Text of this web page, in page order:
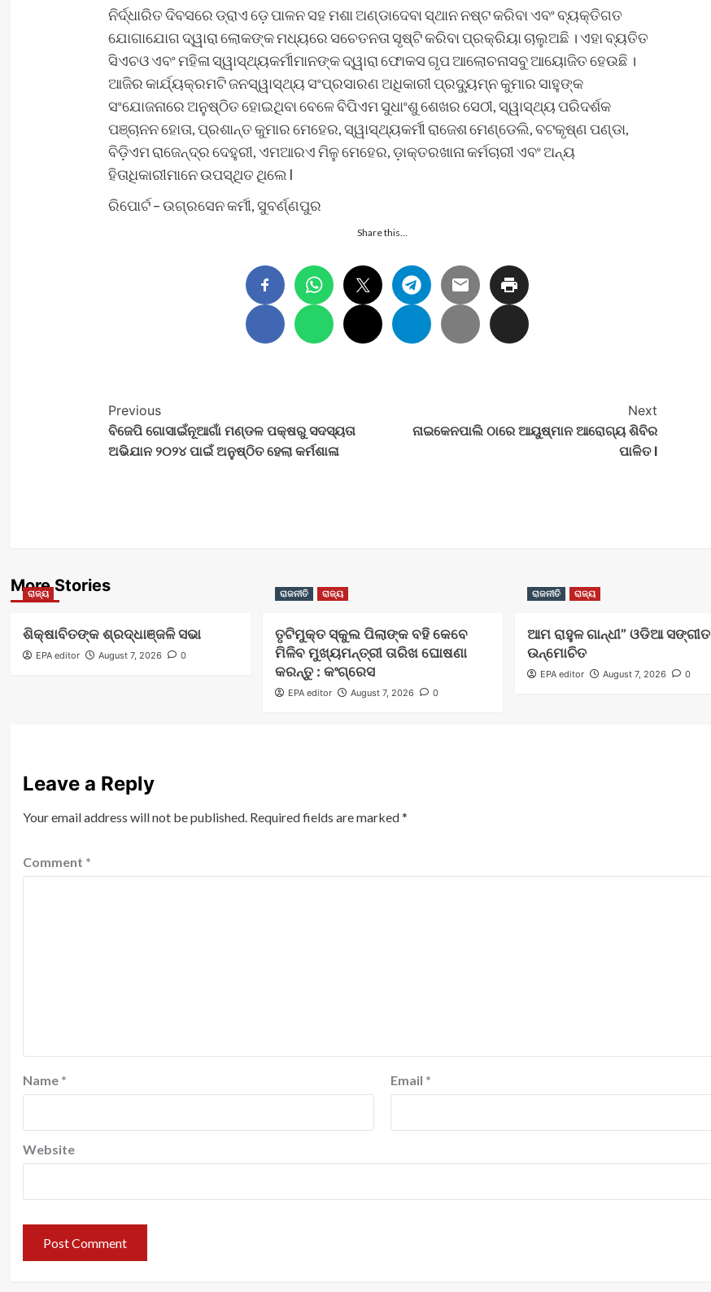
ନିର୍ଦ୍ଧାରିତ ଦିବସରେ ଡ୍ରାଏ ଡ଼େ ପାଳନ ସହ ମଶା ଅଣ୍ଡାଦେବା ସ୍ଥାନ ନଷ୍ଟ କରିବା ଏବଂ ବ୍ୟକ୍ତିଗତ
ଯୋଗାଯୋଗ ଦ୍ୱାରା ଲୋକଙ୍କ ମଧ୍ୟରେ ସଚେତନତା ସୃଷ୍ଟି କରିବା ପ୍ରକ୍ରିୟା ଚାଲୁଅଛି । ଏହା ବ୍ୟତିତ
ସିଏଚଓ ଏବଂ ମହିଳା ସ୍ୱାସ୍ଥ୍ୟକର୍ମୀମାନଙ୍କ ଦ୍ୱାରା ଫୋକସ ଗୃପ ଆଲୋଚନାସବୁ ଆୟୋଜିତ ହେଉଛି ।
ଆଜିର କାର୍ଯ୍ୟକ୍ରମଟି ଜନସ୍ୱାସ୍ଥ୍ୟ ସଂପ୍ରସାରଣ ଅଧିକାରୀ ପ୍ରଦ୍ୟୁମ୍ନ କୁମାର ସାହୁଙ୍କ
ସଂଯୋଜନାରେ ଅନୁଷ୍ଠିତ ହୋଇଥିବା ବେଳେ ବିପିଏମ ସୁଧାଂଶୁ ଶେଖର ସେଠୀ, ସ୍ୱାସ୍ଥ୍ୟ ପରିଦର୍ଶକ
ପଞ୍ଚାନନ ହୋତା, ପ୍ରଶାନ୍ତ କୁମାର ମେହେର, ସ୍ୱାସ୍ଥ୍ୟକର୍ମୀ ରାଜେଶ ମେଣ୍ଡେଲି, ବଟକୃଷ୍ଣ ପଣ୍ଡା,
ବିଡ଼ିଏମ ରାଜେନ୍ଦ୍ର ଦେହୁରୀ, ଏମଆରଏ ମିଳୁ ମେହେର, ଡ଼ାକ୍ତରଖାନା କର୍ମଚାରୀ ଏବଂ ଅନ୍ୟ
ହିତାଧିକାରୀମାନେ ଉପସ୍ଥିତ ଥିଲେ l
ରିପୋର୍ଟ – ଉଗ୍ରସେନ କର୍ମୀ, ସୁବର୍ଣ୍ଣପୁର
Share this…
Post
Navigation
Previous
ବିଜେପି ଗୋସାଇଁନୂଆଗାଁ ମଣ୍ଡଳ ପକ୍ଷରୁ ସଦସ୍ୟତା
ଅଭିଯାନ ୨୦୨୪ ପାଇଁ ଅନୁଷ୍ଠିତ ହେଲା କର୍ମଶାଳା
Next
ନାଇକେନପାଲି ଠାରେ ଆୟୁଷ୍ମାନ ଆରୋଗ୍ୟ ଶିବିର
ପାଳିତ l
More Stories
ରାଜ୍ୟ
ଶିକ୍ଷାବିତଙ୍କ ଶ୍ରଦ୍ଧାଞ୍ଜଳି ସଭା
EPA editor August 7, 2026 0
ରାଜନୀତି ରାଜ୍ୟ
ତୃଟିମୁକ୍ତ ସ୍କୁଲ ପିଲାଙ୍କ ବହି କେବେ
ମିଳିବ ମୁଖ୍ୟମନ୍ତ୍ରୀ ତାରିଖ ଘୋଷଣା
କରନ୍ତୁ : କଂଗ୍ରେସ
EPA editor August 7, 2026 0
ରାଜନୀତି ରାଜ୍ୟ
ଆମ ରାହୁଳ ଗାନ୍ଧୀ” ଓଡିଆ ସଙ୍ଗୀତ
ଉନ୍ମୋଚିତ
EPA editor August 7, 2026 0
Leave a Reply
Your email address will not be published. Required fields are marked*
Comment *
Name * Email *
Website